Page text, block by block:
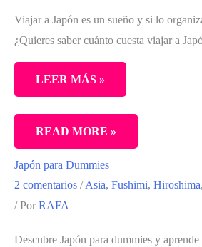
OTOÑO:
GUÍA
PARA
TU
MEJOR
RUTA
SEMANAS
Viajar a Japón es un sueño y si lo
¿Quieres saber cuánto cuesta viajar a
LEER MÁS »
VIAJE
A
JAPÓN
POR
MENOS:
CUÁNTO
READ MORE »
Japón para Dummies
2 comentarios /Asia, Fushimi, Hiroshima,
/ Por RAFA
Descubre Japón para dummies y